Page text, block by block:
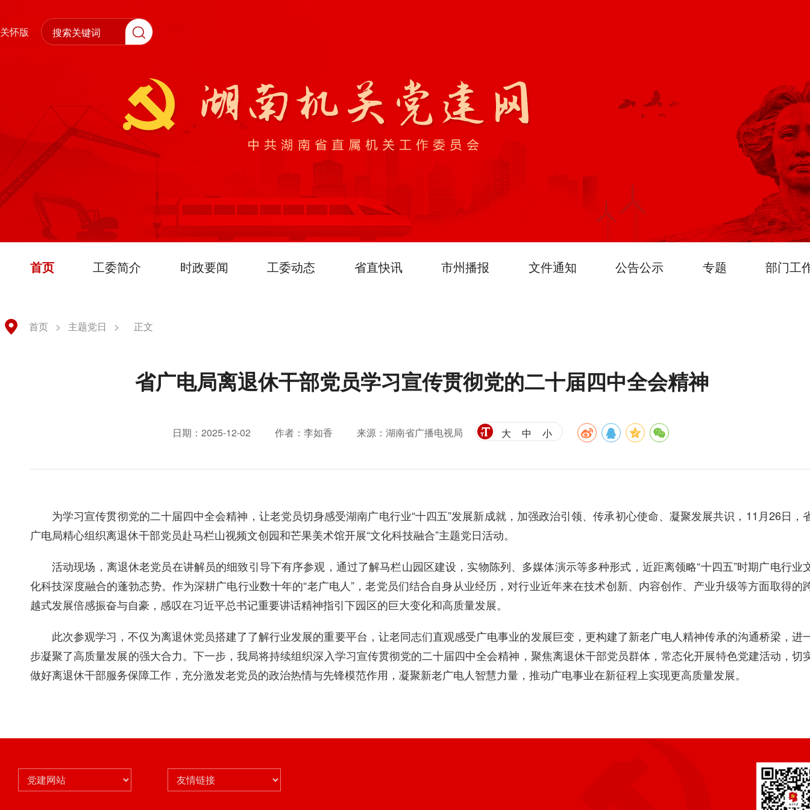
关怀版
首页 工委简介 时政要闻 工委动态 省直快讯 市州播报 文件通知 公告公示 专题 部门工
首页 > 主题党日 > 正文
省广电局离退休干部党员学习宣传贯彻党的二十届四中全会精神
日期：2025-12-02 作者：李如香 来源：湖南省广播电视局 大 中 小
为学习宣传贯彻党的二十届四中全会精神，让老党员切身感受湖南广电行业“十四五”发展新成就，加强政治引领、传承初心使命、凝聚发展共识，11月26日，
广电局精心组织离退休干部党员赴马栏山视频文创园和芒果美术馆开展“文化科技融合”主题党日活动。
活动现场，离退休老党员在讲解员的细致引导下有序参观，通过了解马栏山园区建设，实物陈列、多媒体演示等多种形式，近距离领略“十四五”时期广电行业
化科技深度融合的蓬勃态势。作为深耕广电行业数十年的“老广电人”，老党员们结合自身从业经历，对行业近年来在技术创新、内容创作、产业升级等方面取得的
越式发展倍感振奋与自豪，感叹在习近平总书记重要讲话精神指引下园区的巨大变化和高质量发展。
此次参观学习，不仅为离退休党员搭建了了解行业发展的重要平台，让老同志们直观感受广电事业的发展巨变，更构建了新老广电人精神传承的沟通桥梁，进
步凝聚了高质量发展的强大合力。下一步，我局将持续组织深入学习宣传贯彻党的二十届四中全会精神，聚焦离退休干部党员群体，常态化开展特色党建活动，切
做好离退休干部服务保障工作，充分激发老党员的政治热情与先锋模范作用，凝聚新老广电人智慧力量，推动广电事业在新征程上实现更高质量发展。